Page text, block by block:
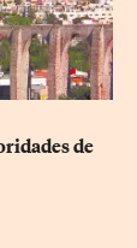
de